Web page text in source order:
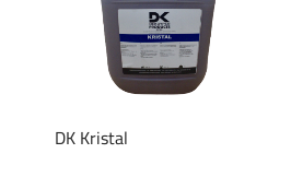
DK Kristal